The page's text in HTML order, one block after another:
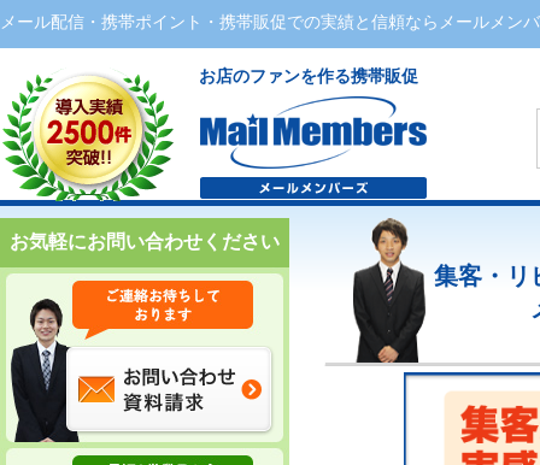
メール配信・携帯ポイント・携帯販促での実績と信頼ならメールメン
お店のファンを作る携帯販促
お気軽にお問い合わせください
集客・リ